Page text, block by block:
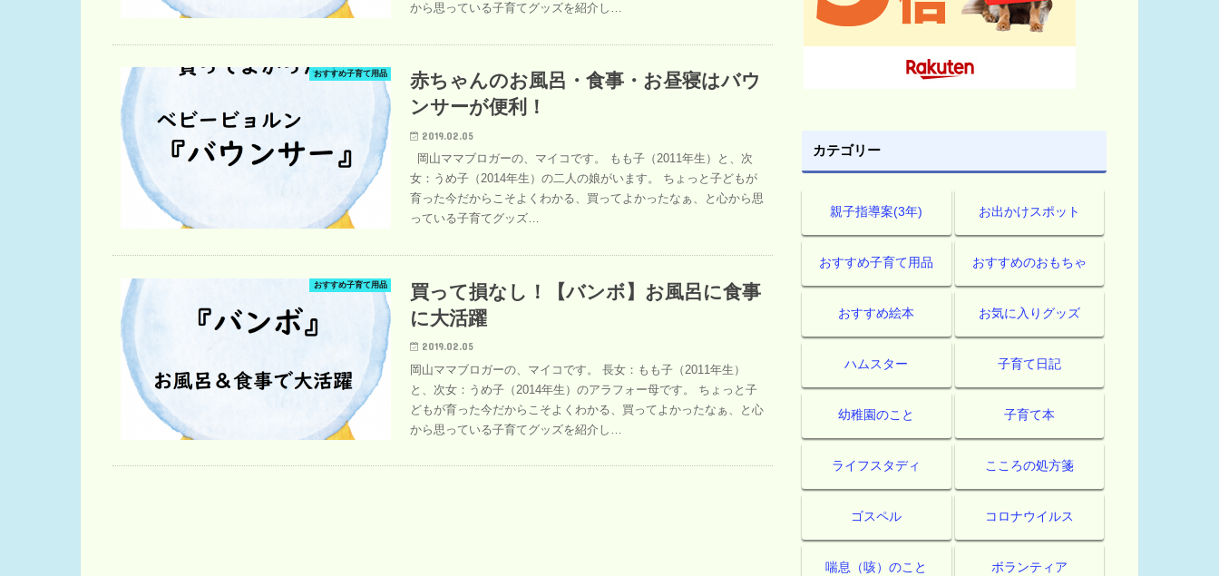
から思っている子育てグッズを紹介し…
おすすめ子育て用品
赤ちゃんのお風呂・食事・お昼寝はバウ
ンサーが便利！
2019.02.05
岡山ママブロガーの、マイコです。 もも子（2011年生）と、次
女：うめ子（2014年生）の二人の娘がいます。 ちょっと子どもが
育った今だからこそよくわかる、買ってよかったなぁ、と心から思
っている子育てグッズ…
おすすめ子育て用品
買って損なし！【バンボ】お風呂に食事
に大活躍
2019.02.05
岡山ママブロガーの、マイコです。 長女：もも子（2011年生）
と、次女：うめ子（2014年生）のアラフォー母です。 ちょっと子
どもが育った今だからこそよくわかる、買ってよかったなぁ、と心
から思っている子育てグッズを紹介し…
カテゴリー
親子指導案(3年) お出かけスポット
おすすめ子育て用品 おすすめのおもちゃ
おすすめ絵本 お気に入りグッズ
ハムスター 子育て日記
幼稚園のこと 子育て本
ライフスタディ こころの処方箋
ゴスペル コロナウイルス
喘息（咳）のこと ボランティア